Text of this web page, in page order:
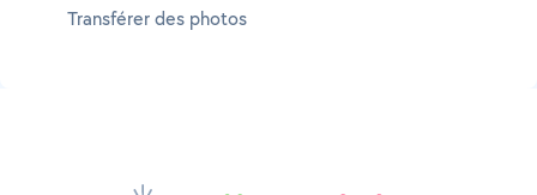
Transférer des photos